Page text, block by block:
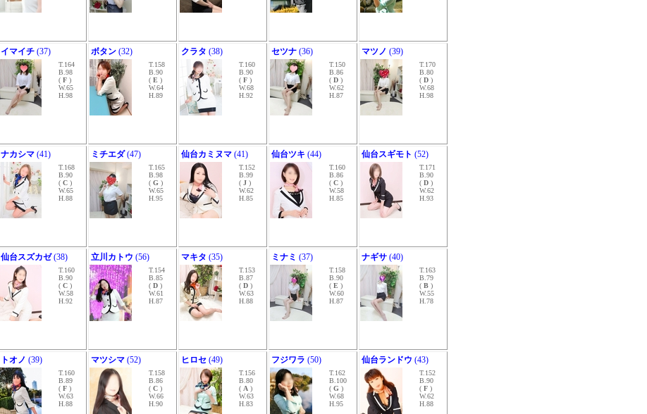
イマイチ (37)
T.164
B.98
( F )
W.65
H.98
ボタン (32)
T.158
B.90
( E )
W.64
H.89
クラタ (38)
T.160
B.90
( F )
W.68
H.92
セツナ (36)
T.150
B.86
( D )
W.62
H.87
マツノ (39)
T.170
B.80
( D )
W.68
H.98
ナカシマ (41)
T.168
B.90
( C )
W.65
H.88
ミチエダ(47)
T.165
B.98
( G )
W.65
H.95
仙台カミヌマ (41)
T.152
B.99
( J )
W.62
H.85
仙台ツキ (44)
T.160
B.86
( C )
W.58
H.85
仙台スギモト (52)
T.171
B.90
( D )
W.62
H.93
仙台スズカゼ(38)
T.160
B.90
( C )
W.58
H.92
立川カトウ (56)
T.154
B.85
( D )
W.61
H.87
マキタ (35)
T.153
B.87
( D )
W.63
H.88
ミナミ (37)
T.158
B.90
( E )
W.60
H.87
ナギサ (40)
T.163
B.79
( B )
W.55
H.78
トオノ (39)
T.160
B.89
( F )
W.63
H.88
マツシマ (52)
T.158
B.86
( C )
W.66
H.90
ヒロセ (49)
T.156
B.80
( A )
W.63
H.83
フジワラ (50)
T.162
B.100
( G )
W.68
H.95
仙台ランドウ (43)
T.152
B.90
( F )
W.62
H.88